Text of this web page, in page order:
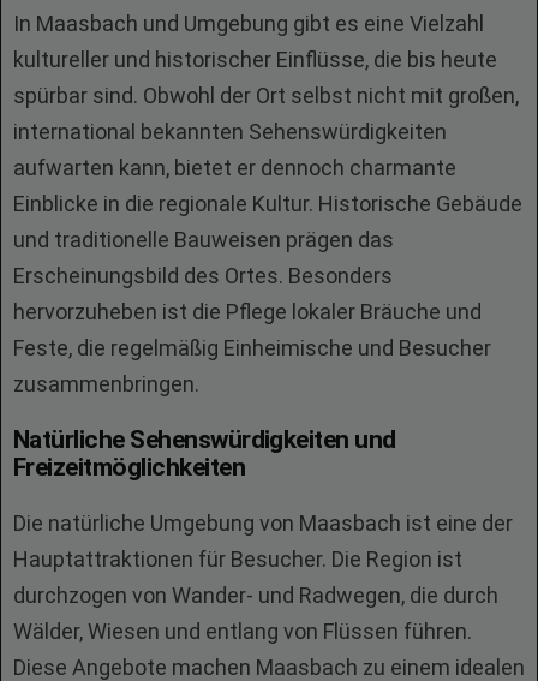
In Maasbach und Umgebung gibt es eine Vielzahl
kultureller und historischer Einflüsse, die bis heute
spürbar sind. Obwohl der Ort selbst nicht mit großen,
international bekannten Sehenswürdigkeiten
aufwarten kann, bietet er dennoch charmante
Einblicke in die regionale Kultur. Historische Gebäude
und traditionelle Bauweisen prägen das
Erscheinungsbild des Ortes. Besonders
hervorzuheben ist die Pflege lokaler Bräuche und
Feste, die regelmäßig Einheimische und Besucher
zusammenbringen.
Natürliche Sehenswürdigkeiten und
Freizeitmöglichkeiten
Die natürliche Umgebung von Maasbach ist eine der
Hauptattraktionen für Besucher. Die Region ist
durchzogen von Wander- und Radwegen, die durch
Wälder, Wiesen und entlang von Flüssen führen.
Diese Angebote machen Maasbach zu einem idealen